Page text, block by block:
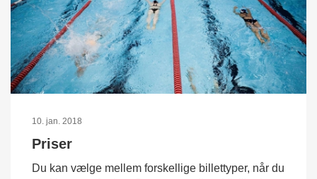
10. jan. 2018
Priser
Du kan vælge mellem forskellige billettyper, når du